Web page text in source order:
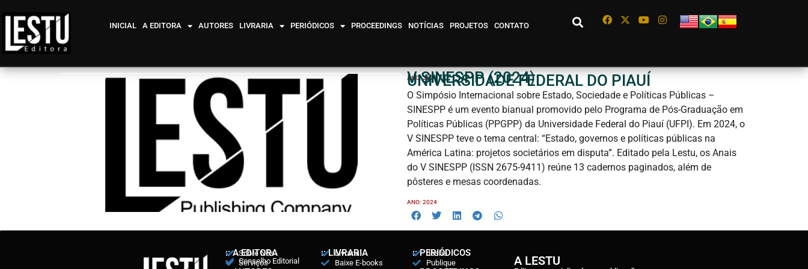
INICIAL A EDITORA AUTORES LIVRARIA PERIÓDICOS PROCEEDINGS NOTÍCIAS PROJETOS CONTATO
ANO: 2024
V SINESPP (2024)
UNIVERSIDADE FEDERAL DO PIAUÍ
O Simpósio Internacional sobre Estado, Sociedade e Políticas Públicas –
SINESPP é um evento bianual promovido pelo Programa de Pós-Graduação em
Políticas Públicas (PPGPP) da Universidade Federal do Piauí (UFPI). Em 2024, o
V SINESPP teve o tema central: “Estado, governos e políticas públicas na
América Latina: projetos societários em disputa”. Editado pela Lestu, os Anais
do V SINESPP (ISSN 2675-9411) reúne 13 cadernos paginados, além de
pôsteres e mesas coordenadas.
ANO: 2024
:: A EDITORA
Sobre Nós
Serviços
Conselho Editorial
:: LIVRARIA
Livraria
Baixe E-books
:: PERIÓDICOS
Joshe
Publique
A LESTU